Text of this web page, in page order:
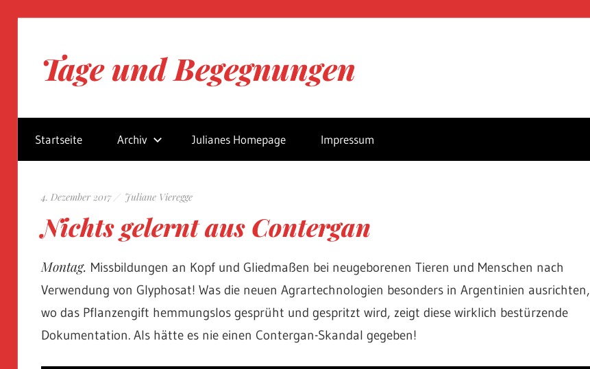
springenTage und Begegnungen
von
Juliane
Vieregge
Startseite Archiv Julianes Homepage Impressum
4. Dezember 2017 Juliane Vieregge
Nichts gelernt aus Contergan
Montag. Missbildungen an Kopf und Gliedmaßen bei neugeborenen Tieren und Menschen nach
Verwendung von Glyphosat! Was die neuen Agrartechnologien besonders in Argentinien ausrichten,
wo das Pflanzengift hemmungslos gesprüht und gespritzt wird, zeigt diese wirklich bestürzende
Dokumentation. Als hätte es nie einen Contergan-Skandal gegeben!